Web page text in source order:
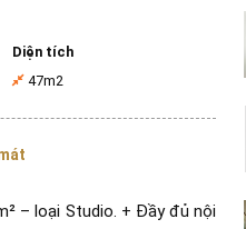
Diện tích
47m2
– loại Studio. + Đầy đủ nội